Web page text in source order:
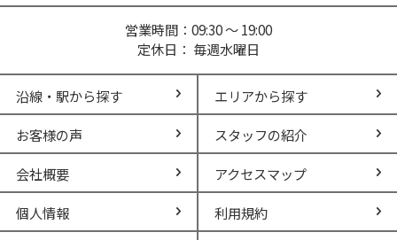
営業時間：09:30 ～ 19:00
定休日： 毎週水曜日
沿線・駅から探す エリアから探す
お客様の声 スタッフの紹介
会社概要 アクセスマップ
個人情報 利用規約